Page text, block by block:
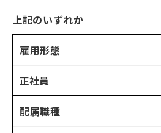
上記のいずれか
雇用形態
正社員
配属職種